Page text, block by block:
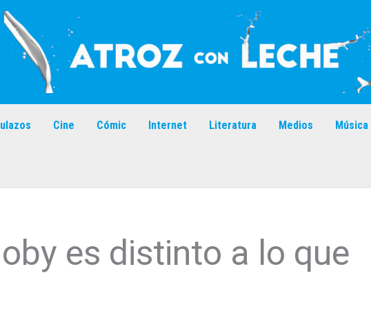
Cine Cómic Internet Literatura Medios Música
es distinto a lo que